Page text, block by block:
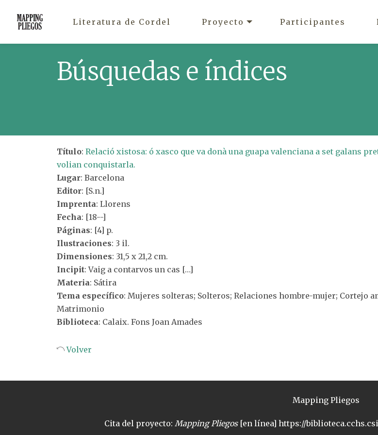
Literatura de Cordel Proyecto Participantes
Búsquedas e índices
Título: Relació xistosa: ó xasco que va donà una guapa valenciana a set galans
volian conquistarla.
Lugar: Barcelona
Editor: [S.n.]
Imprenta: Llorens
Fecha: [18--]
Páginas: [4] p.
Ilustraciones: 3 il.
Dimensiones: 31,5 x 21,2 cm.
Incipit: Vaig a contarvos un cas […]
Materia: Sátira
Tema específico: Mujeres solteras; Solteros; Relaciones hombre-mujer; Cortejo
Matrimonio
Biblioteca: Calaix. Fons Joan Amades
Volver
Mapping Pliegos
Cita del proyecto: Mapping Pliegos[en línea] https://